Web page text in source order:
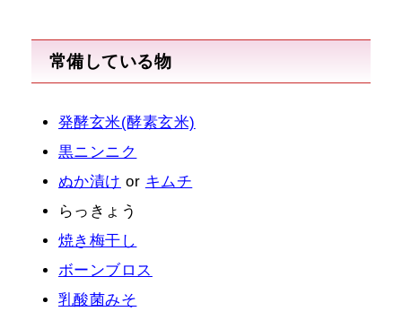
常備している物
発酵玄米(酵素玄米)
黒ニンニク
ぬか漬け or キムチ
らっきょう
焼き梅干し
ボーンブロス
乳酸菌みそ